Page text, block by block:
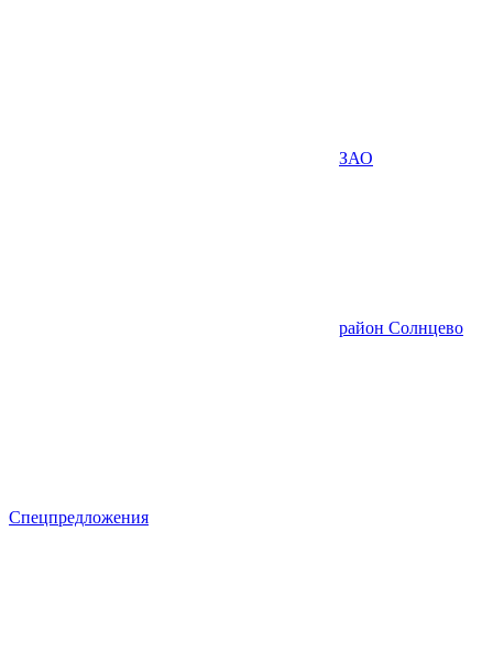
ЗАО
район Солнцево
Спецпредложения